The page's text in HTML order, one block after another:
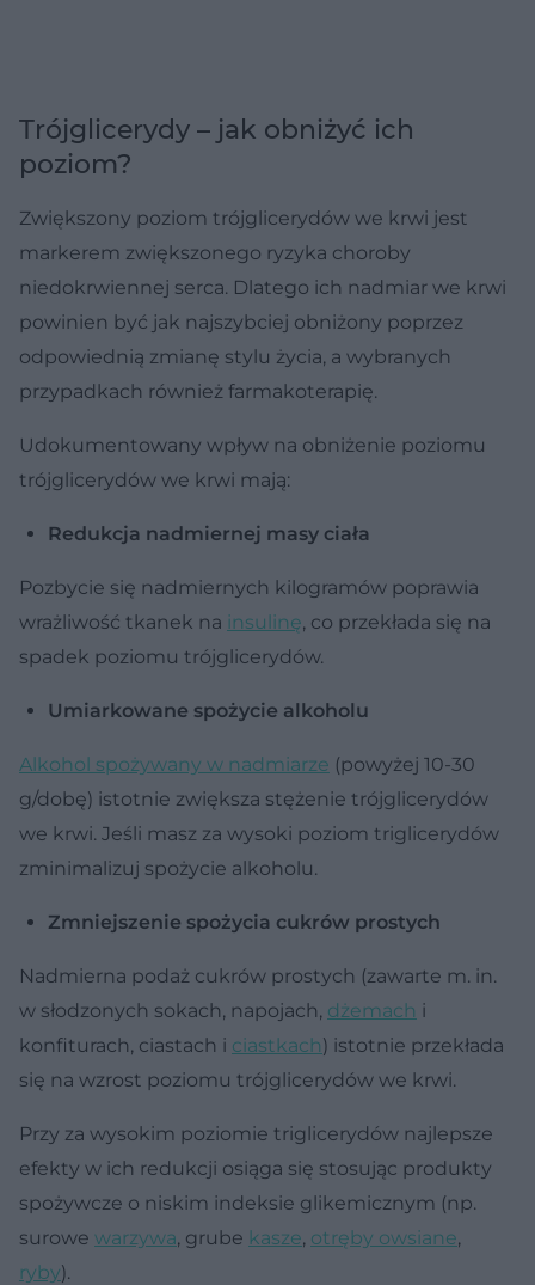
Trójglicerydy – jak obniżyć ich
poziom?
Zwiększony poziom trójglicerydów we krwi jest
markerem zwiększonego ryzyka choroby
niedokrwiennej serca. Dlatego ich nadmiar we krwi
powinien być jak najszybciej obniżony poprzez
odpowiednią zmianę stylu życia, a wybranych
przypadkach również farmakoterapię.
Udokumentowany wpływ na obniżenie poziomu
trójglicerydów we krwi mają:
Redukcja nadmiernej masy ciała
Pozbycie się nadmiernych kilogramów poprawia
wrażliwość tkanek na insulinę, co przekłada się na
spadek poziomu trójglicerydów.
Umiarkowane spożycie alkoholu
Alkohol spożywany w nadmiarze (powyżej 10-30
g/dobę) istotnie zwiększa stężenie trójglicerydów
we krwi. Jeśli masz za wysoki poziom triglicerydów
zminimalizuj spożycie alkoholu.
Zmniejszenie spożycia cukrów prostych
Nadmierna podaż cukrów prostych (zawarte m. in.
w słodzonych sokach, napojach, dżemach i
konfiturach, ciastach i ciastkach) istotnie przekłada
się na wzrost poziomu trójglicerydów we krwi.
Przy za wysokim poziomie triglicerydów najlepsze
efekty w ich redukcji osiąga się stosując produkty
spożywcze o niskim indeksie glikemicznym (np.
surowe warzywa, grube kasze, otręby owsiane,
ryby).